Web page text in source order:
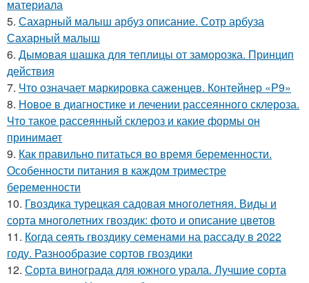
материала
5. Сахарный малыш арбуз описание. Сотр арбуза
Сахарный малыш
6. Дымовая шашка для теплицы от заморозка. Принцип
действия
7. Что означает маркировка саженцев. Контейнер «Р9»
8. Новое в диагностике и лечении рассеянного склероза.
Что такое рассеянный склероз и какие формы он
принимает
9. Как правильно питаться во время беременности.
Особенности питания в каждом триместре
беременности
10. Гвоздика турецкая садовая многолетняя. Виды и
сорта многолетних гвоздик: фото и описание цветов
11. Когда сеять гвоздику семенами на рассаду в 2022
году. Разнообразие сортов гвоздики
12. Сорта винограда для южного урала. Лучшие сорта